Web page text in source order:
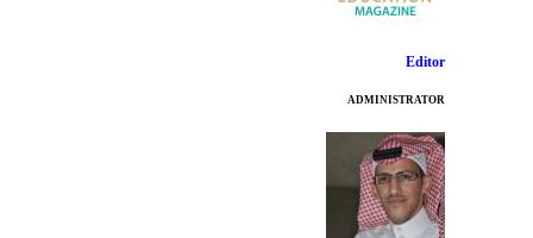
Editor
ADMINISTRATOR